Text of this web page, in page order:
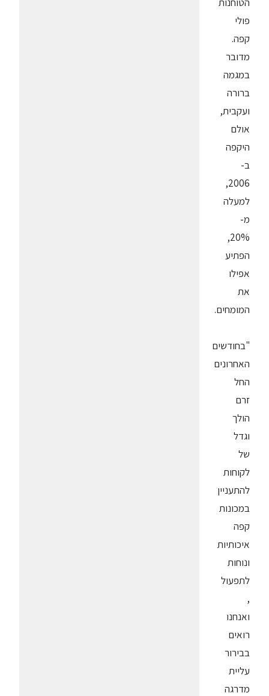
פולי
קפה.
מדובר
במגמה
ברורה
ועקבית,
אולם
היקפה
ב-
2006,
למעלה
מ-
20%,
הפתיע
אפילו
את
המומחים.
"בחודשים
האחרונים
החל
זרם
הולך
וגדל
של
לקוחות
להתעניין
במכונות
קפה
איכותיות
ונוחות
לתפעול
,
ואנחנו
רואים
בבירור
עליית
מדרגה